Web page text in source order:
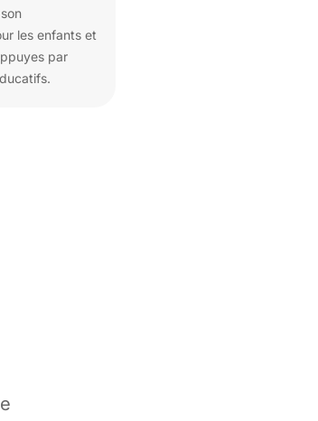
les enfants et
par